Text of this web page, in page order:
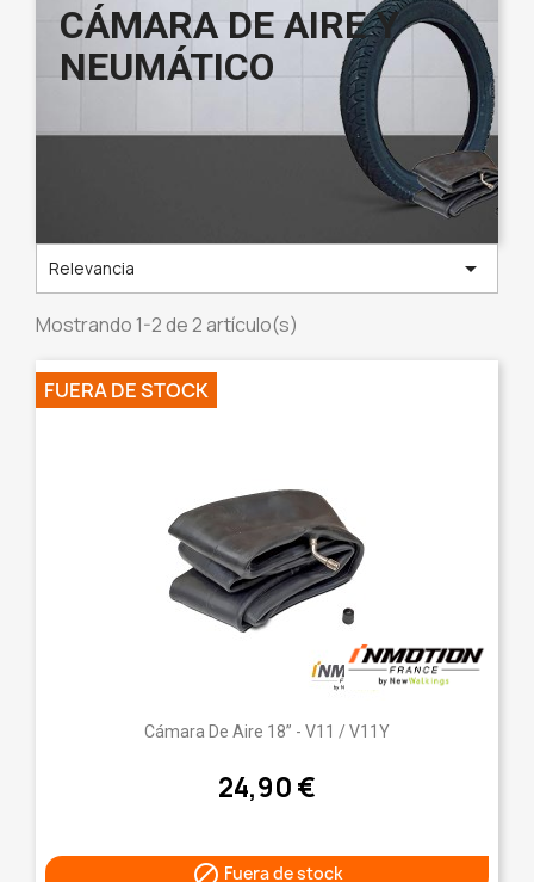
CÁMARA DE AIRE Y
NEUMÁTICO
Relevancia 
Mostrando 1-2 de 2 artículo(s)
Cámara De Aire 18” - V11 / V11Y
24,90 €
 Fuera de stock
FUERA DE STOCK